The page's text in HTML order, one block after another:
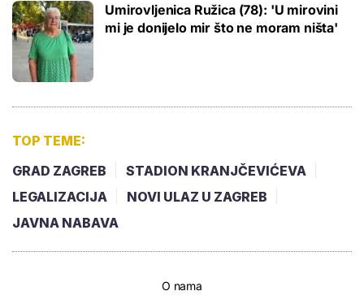
Umirovljenica Ružica (78): 'U mirovini
mi je donijelo mir što ne moram ništa'
TOP TEME:
GRAD ZAGREB
STADION KRANJČEVIĆEVA
LEGALIZACIJA
NOVI ULAZ U ZAGREB
JAVNA NABAVA
O nama